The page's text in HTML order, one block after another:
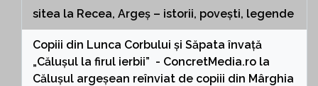
sitea la Recea, Argeș – istorii, povești, legende
Copiii din Lunca Corbului și Săpata învață
„Călușul la firul ierbii” - ConcretMedia.ro la
Călușul argeșean reînviat de copiii din Mârghia